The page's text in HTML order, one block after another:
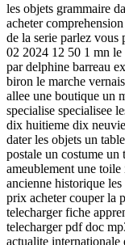
les objets grammaire
acheter
de la serie parlez
02 2024 12 50 1 mn le
par delphine barreau
biron le marche
allee une boutique un
specialise specialisee
dix huitieme dix
dater les objets un
postale un costume un
ameublement une
ancienne historique
prix acheter couper la
telecharger fiche
telecharger pdf doc
actualite